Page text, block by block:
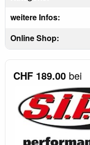
weitere Infos:
Online Shop:
CHF 189.00 bei